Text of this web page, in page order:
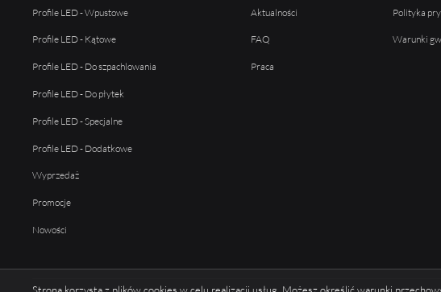
Profile LED - Wpustowe
Profile LED - Kątowe
Profile LED - Do szpachlowania
Profile LED - Do płytek
Profile LED - Specjalne
Profile LED - Dodatkowe
Wyprzedaż
Promocje
Nowości
Aktualności
FAQ
Praca
Polityka
Warunki